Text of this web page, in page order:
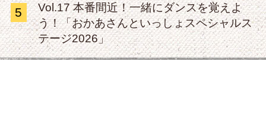
5
Vol.17 本番間近！一緒にダンスを覚えよ
う！「おかあさんといっしょスペシャルス
テージ2026」